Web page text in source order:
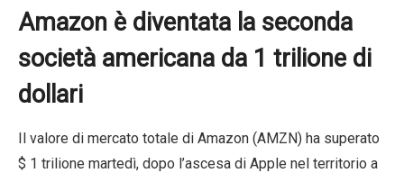
Amazon è diventata la seconda
società americana da 1 trilione di
dollari
Il valore di mercato totale di Amazon (AMZN) ha superato
$ 1 trilione martedì, dopo l’ascesa di Apple nel territorio a